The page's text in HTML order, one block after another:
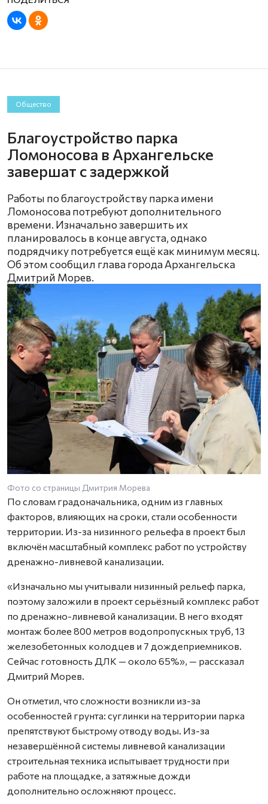
Общество
Благоустройство парка
Ломоносова в Архангельске
завершат с задержкой
Работы по благоустройству парка имени
Ломоносова потребуют дополнительного
времени. Изначально завершить их
планировалось в конце августа, однако
подрядчику потребуется ещё как минимум месяц.
Об этом сообщил глава города Архангельска
Дмитрий Морев.
Фото со страницы Дмитрия Морева
По словам градоначальника, одним из главных
факторов, влияющих на сроки, стали особенности
территории. Из-за низинного рельефа в проект был
включён масштабный комплекс работ по устройству
дренажно-ливневой канализации.
«Изначально мы учитывали низинный рельеф парка,
поэтому заложили в проект серьёзный комплекс работ
по дренажно-ливневой канализации. В него входят
монтаж более 800 метров водопропускных труб, 13
железобетонных колодцев и 7 дождеприемников.
Сейчас готовность ДЛК — около 65%», — рассказал
Дмитрий Морев.
Он отметил, что сложности возникли из-за
особенностей грунта: суглинки на территории парка
препятствуют быстрому отводу воды. Из-за
незавершённой системы ливневой канализации
строительная техника испытывает трудности при
работе на площадке, а затяжные дожди
дополнительно осложняют процесс.